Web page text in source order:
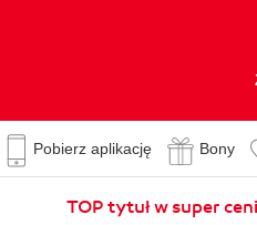
Pobierz aplikację Bony
TOP tytuł w super